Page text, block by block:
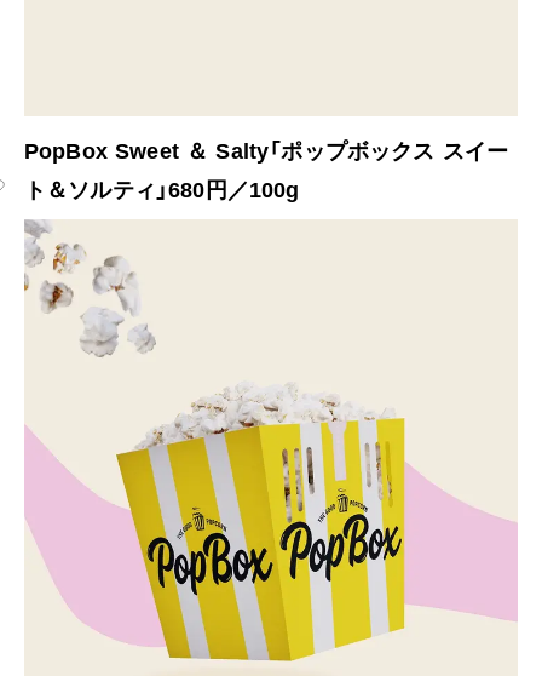
PopBox Sweet ＆ Salty「ポップボックス スイー
ト＆ソルティ」680円／100g